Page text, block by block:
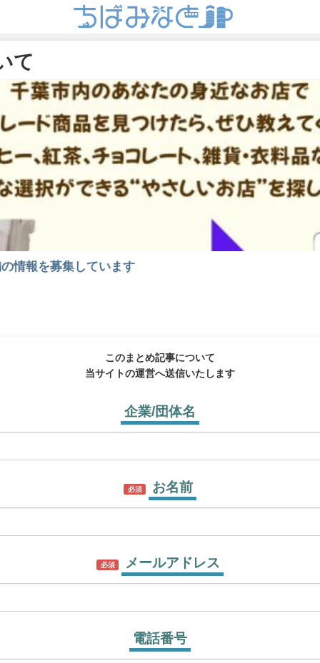
て
情報を募集しています
このまとめ記事について
当サイトの運営へ送信いたします
企業/団体名
必須 お名前
必須 メールアドレス
電話番号